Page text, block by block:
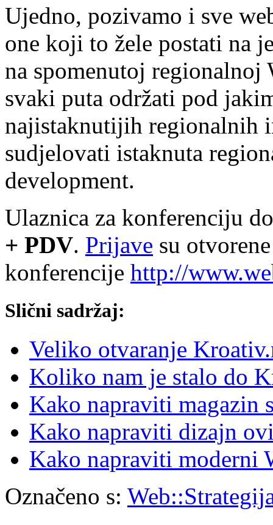
Ujedno, pozivamo i sve
one koji to žele postati na
na spomenutoj regionalnoj
svaki puta održati pod
najistaknutijih regionalnih
sudjelovati istaknuta
development.
Ulaznica za konferenciju
+ PDV. Prijave su
konferencije http://
Slični sadržaj:
Veliko otvaranje
Koliko nam je stalo do
Kako napraviti magazin
Kako napraviti dizajn
Kako napraviti moderni
Označeno s: